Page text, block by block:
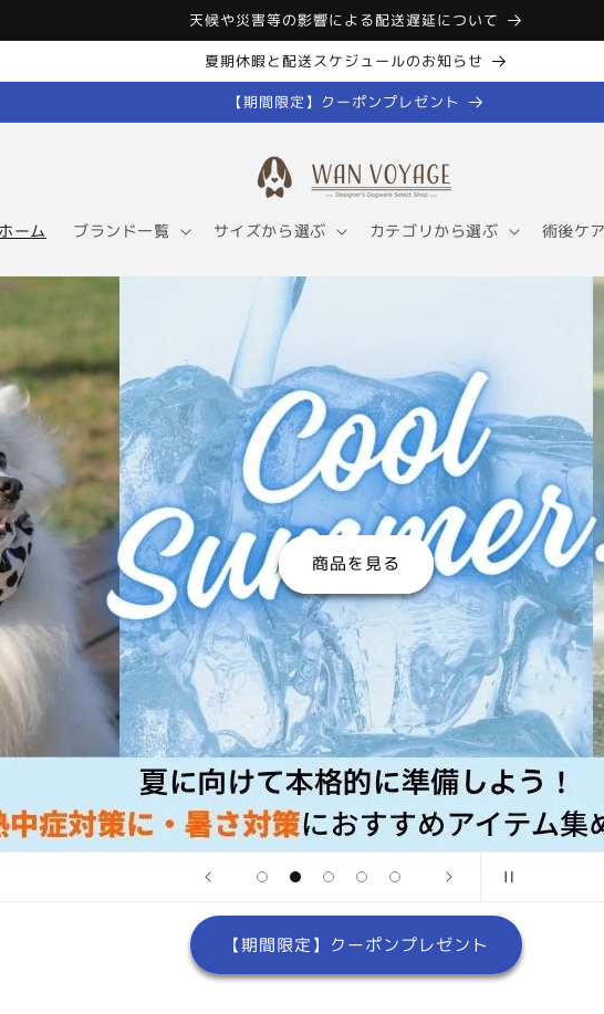
天候や災害等の影響による配送遅延について
夏期休暇と配送スケジュールのお知らせ
【期間限定】クーポンプレゼント
ホーム ブランド一覧 サイズから選ぶ カテゴリから選ぶ 術後ケ
商品を見る
【期間限定】クーポンプレゼント